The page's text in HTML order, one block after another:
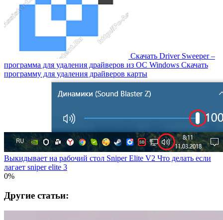
Скачать Driver Sweeper –
программа для удаления драйверов из OC Windows Скачать
программу для удаления драйверов карты
Выкидывает на рабочий стол Sniper Elite V2 Что делать если
лагает sniper elite 3
0%
Другие статьи: